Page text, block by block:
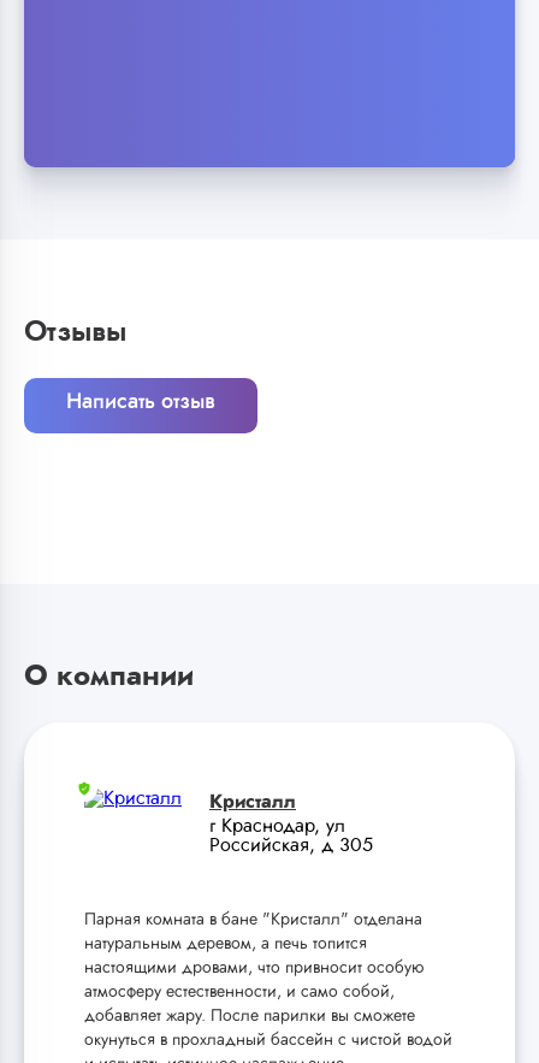
Отзывы
Написать отзыв
О компании
Кристалл
г Краснодар, ул
Российская, д 305
Парная комната в бане "Кристалл" отделана
натуральным деревом, а печь топится
настоящими дровами, что привносит особую
атмосферу естественности, и само собой,
добавляет жару. После парилки вы сможете
окунуться в прохладный бассейн с чистой водой